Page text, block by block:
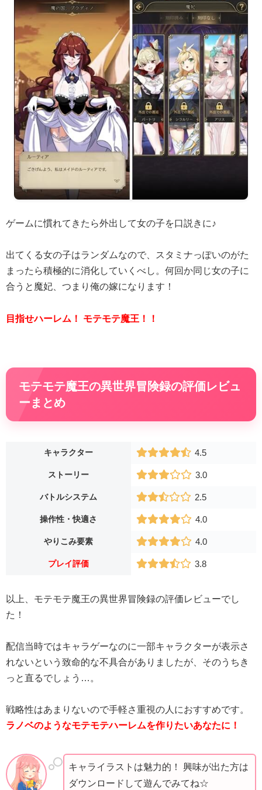
ゲームに慣れてきたら外出して女の子を口説きに♪
出てくる女の子はランダムなので、スタミナっぽいのがた
まったら積極的に消化していくべし。何回か同じ女の子に
合うと魔妃、つまり俺の嫁になります！
目指せハーレム！ モテモテ魔王！！
モテモテ魔王の異世界冒険録の評価レビュ
ーまとめ
キャラクター 4.5
ストーリー 3.0
バトルシステム 2.5
操作性・快適さ 4.0
やりこみ要素 4.0
プレイ評価 3.8
以上、モテモテ魔王の異世界冒険録の評価レビューでし
た！
配信当時ではキャラゲーなのに一部キャラクターが表示さ
れないという致命的な不具合がありましたが、そのうちき
っと直るでしょう…。
戦略性はあまりないので手軽さ重視の人におすすめです。
ラノベのようなモテモテハーレムを作りたいあなたに！
キャライラストは魅力的！ 興味が出た方は
ダウンロードして遊んでみてね☆